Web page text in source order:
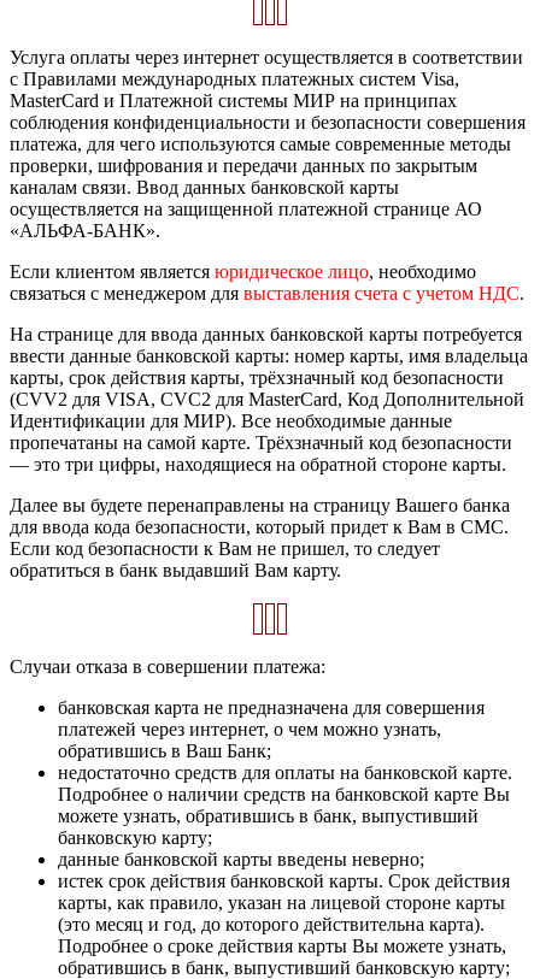
Услуга оплаты через интернет осуществляется в соответствии
с Правилами международных платежных систем Visa,
MasterCard и Платежной системы МИР на принципах
соблюдения конфиденциальности и безопасности совершения
платежа, для чего используются самые современные методы
проверки, шифрования и передачи данных по закрытым
каналам связи. Ввод данных банковской карты
осуществляется на защищенной платежной странице АО
«АЛЬФА-БАНК».
Если клиентом является юридическое лицо, необходимо
связаться с менеджером для выставления счета с учетом НДС.
На странице для ввода данных банковской карты потребуется
ввести данные банковской карты: номер карты, имя владельца
карты, срок действия карты, трёхзначный код безопасности
(CVV2 для VISA, CVC2 для MasterCard, Код Дополнительной
Идентификации для МИР). Все необходимые данные
пропечатаны на самой карте. Трёхзначный код безопасности
— это три цифры, находящиеся на обратной стороне карты.
Далее вы будете перенаправлены на страницу Вашего банка
для ввода кода безопасности, который придет к Вам в СМС.
Если код безопасности к Вам не пришел, то следует
обратиться в банк выдавший Вам карту.
Случаи отказа в совершении платежа:
банковская карта не предназначена для совершения
платежей через интернет, о чем можно узнать,
обратившись в Ваш Банк;
недостаточно средств для оплаты на банковской карте.
Подробнее о наличии средств на банковской карте Вы
можете узнать, обратившись в банк, выпустивший
банковскую карту;
данные банковской карты введены неверно;
истек срок действия банковской карты. Срок действия
карты, как правило, указан на лицевой стороне карты
(это месяц и год, до которого действительна карта).
Подробнее о сроке действия карты Вы можете узнать,
обратившись в банк, выпустивший банковскую карту;